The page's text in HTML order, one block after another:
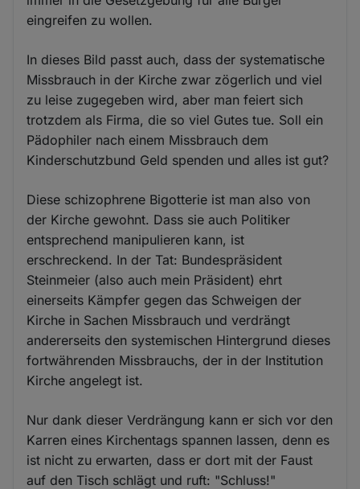
eingreifen zu wollen.
In dieses Bild passt auch, dass der systematische
Missbrauch in der Kirche zwar zögerlich und viel
zu leise zugegeben wird, aber man feiert sich
trotzdem als Firma, die so viel Gutes tue. Soll ein
Pädophiler nach einem Missbrauch dem
Kinderschutzbund Geld spenden und alles ist gut?
Diese schizophrene Bigotterie ist man also von
der Kirche gewohnt. Dass sie auch Politiker
entsprechend manipulieren kann, ist
erschreckend. In der Tat: Bundespräsident
Steinmeier (also auch mein Präsident) ehrt
einerseits Kämpfer gegen das Schweigen der
Kirche in Sachen Missbrauch und verdrängt
andererseits den systemischen Hintergrund dieses
fortwährenden Missbrauchs, der in der Institution
Kirche angelegt ist.
Nur dank dieser Verdrängung kann er sich vor den
Karren eines Kirchentags spannen lassen, denn es
ist nicht zu erwarten, dass er dort mit der Faust
auf den Tisch schlägt und ruft: "Schluss!"